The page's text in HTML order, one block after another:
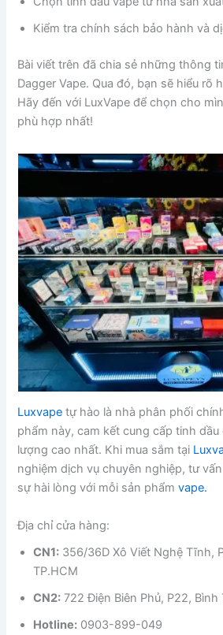
Kiểm tra chính sách bảo hành và
Bài viết trên đã chia sẻ những thông
Dagger Vape. Qua đó, bạn sẽ hiểu rõ
Hãy đến với LuxVape để chọn cho
phù hợp nhất!
Luxvape tự hào là nhà phân phối
phẩm này, cam kết cung cấp tinh
lượng cao nhất. Khi mua sắm tại
nghiệm dịch vụ chuyên nghiệp, tư
sự hài lòng với mỗi sản phẩmvape.
Địa chỉ cửa hàng:
CN1: 356/36D Xô Viết Nghệ Tĩnh,
TP.HCM
CN2: 722 Điện Biên Phủ, P22, Bình
Hotline: 0903-899-049